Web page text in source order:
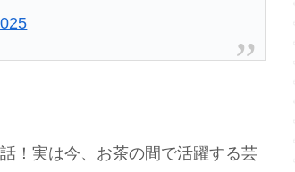
！実は今、お茶の間で活躍する芸